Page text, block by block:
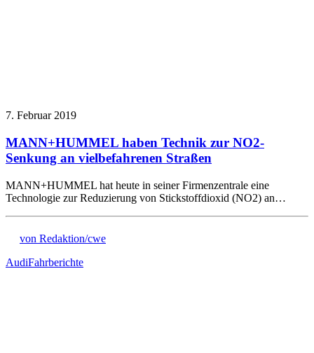
7. Februar 2019
MANN+HUMMEL haben Technik zur NO2-
Senkung an vielbefahrenen Straßen
MANN+HUMMEL hat heute in seiner Firmenzentrale eine
Technologie zur Reduzierung von Stickstoffdioxid (NO2) an…
von Redaktion/cwe
AudiFahrberichte